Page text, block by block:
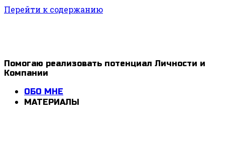
Перейти к содержанию
1ldar
Valiev
Помогаю реализовать потенциал Личности и
Компании
ОБО МНЕ
МАТЕРИАЛЫ